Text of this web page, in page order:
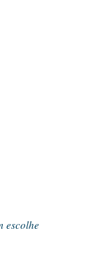
escolhe